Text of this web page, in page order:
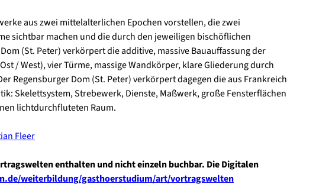
aus zwei mittelalterlichen Epochen vorstellen, die zwei
sichtbar machen und die durch den jeweiligen bischöflichen
(St. Peter) verkörpert die additive, massive Bauauffassung der
/ West), vier Türme, massige Wandkörper, klare Gliederung durch
Regensburger Dom (St. Peter) verkörpert dagegen die aus Frankreich
Skelettsystem, Strebewerk, Dienste, Maßwerk, große Fensterflächen
lichtdurchfluteten Raum.
Fleer
enthalten und nicht einzeln buchbar. Die Digitalen
weiterbildung/gasthoerstudium/art/vortragswelten